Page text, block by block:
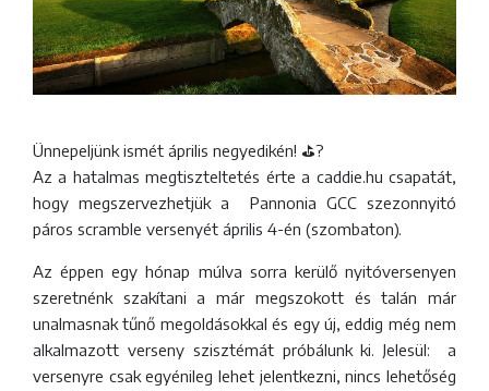
Ünnepeljünk ismét április negyedikén! ⛳️?
Az a hatalmas megtiszteltetés érte a caddie.hu csapatát,
hogy megszervezhetjük a Pannonia GCC szezonnyitó
páros scramble versenyét április 4-én (szombaton).
Az éppen egy hónap múlva sorra kerülő nyitóversenyen
szeretnénk szakítani a már megszokott és talán már
unalmasnak tűnő megoldásokkal és egy új, eddig még nem
alkalmazott verseny szisztémát próbálunk ki. Jelesül: a
versenyre csak egyénileg lehet jelentkezni, nincs lehetőség